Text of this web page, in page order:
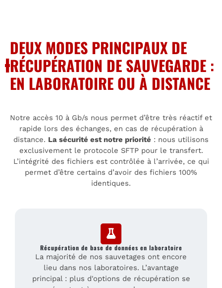
DEUX MODES PRINCIPAUX DE
RÉCUPÉRATION DE SAUVEGARDE :
EN LABORATOIRE OU À DISTANCE
Notre accès 10 à Gb/s nous permet d’être très réactif et
rapide lors des échanges, en cas de récupération à
distance. La sécurité est notre priorité : nous utilisons
exclusivement le protocole SFTP pour le transfert.
L’intégrité des fichiers est contrôlée à l’arrivée, ce qui
permet d’être certains d’avoir des fichiers 100%
identiques.
Récupération de base de données en laboratoire
La majorité de nos sauvetages ont encore
lieu dans nos laboratoires. L’avantage
principal : plus d'options de récupération se